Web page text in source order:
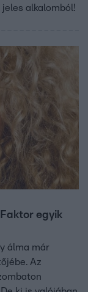
alkalomból!
egyik
álma már
Az